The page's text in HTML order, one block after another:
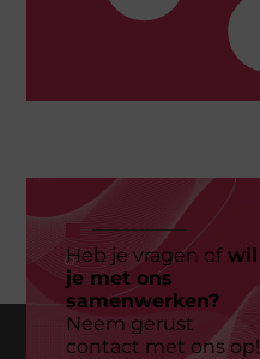
Heb je vragen ofwil
je met ons
samenwerken?
Neem gerust
contact met ons op!